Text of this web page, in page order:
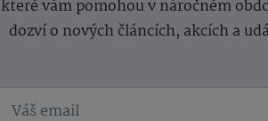
které vám pomohou v náročném
dozví o nových článcích, akcích a